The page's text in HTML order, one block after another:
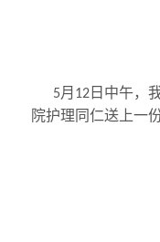
5月 12日中午，
院护理同仁送上一